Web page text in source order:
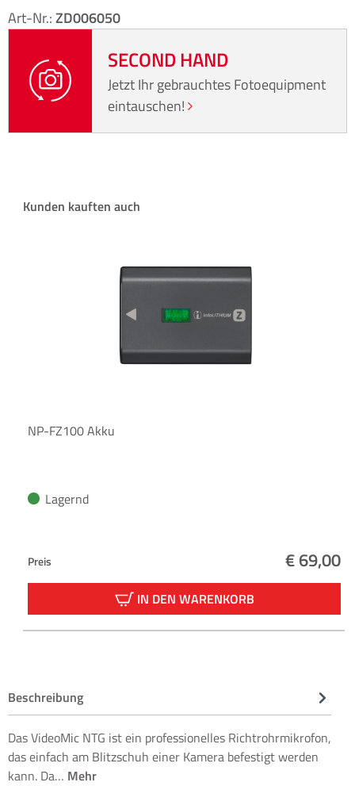
Art-Nr.:ZD006050
SECOND HAND
Jetzt Ihr gebrauchtes Fotoequipment
eintauschen!
Produktgalerie überspringen
Kunden kauften auch
NP-FZ100 Akku
Lagernd
Preis € 69,00
IN DEN WARENKORB
Beschreibung
Das VideoMic NTG ist ein professionelles Richtrohrmikrofon,
das einfach am Blitzschuh einer Kamera befestigt werden
kann. Da… Mehr